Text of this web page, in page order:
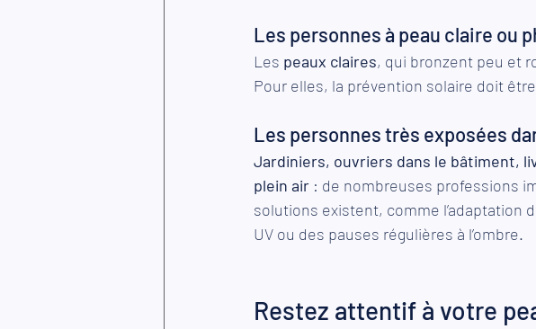
Les personnes à peau claire ou
Les peaux claires, qui bronzent peu et
Pour elles, la prévention solaire doit
Les personnes très exposées
Jardiniers, ouvriers dans le bâtiment,
plein air : de nombreuses professions
solutions existent, comme l’adaptation
UV ou des pauses régulières à l’ombre.
Restez attentif à votre